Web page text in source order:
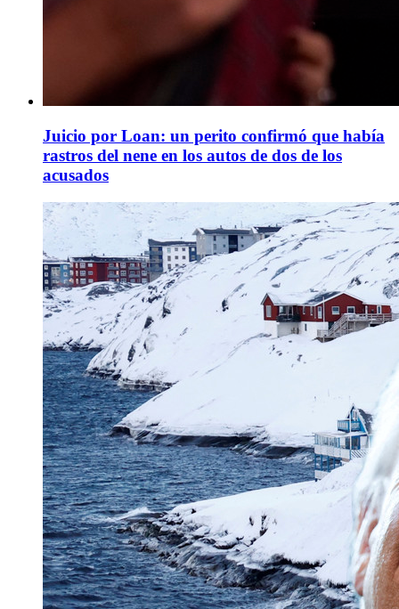
Juicio por Loan: un perito confirmó que había
rastros del nene en los autos de dos de los
acusados